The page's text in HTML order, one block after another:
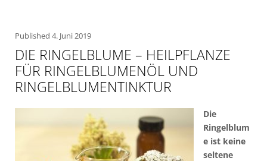
Published 4. Juni 2019
DIE RINGELBLUME – HEILPFLANZE
FÜR RINGELBLUMENÖL UND
RINGELBLUMENTINKTUR
Die
Ringelblum
e ist keine
seltene